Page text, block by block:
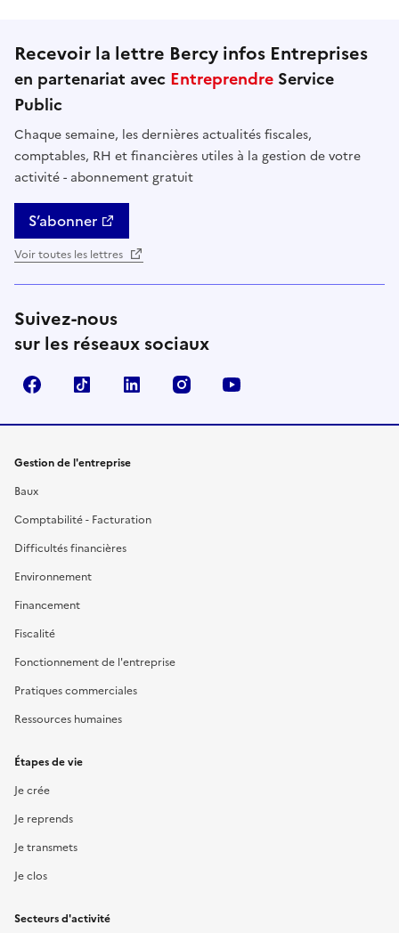
Recevoir la lettre Bercy infos Entreprises
en partenariat avec Entreprendre Service
Public
Chaque semaine, les dernières actualités fiscales,
comptables, RH et financières utiles à la gestion de votre
activité - abonnement gratuit
S’abonner
Voir toutes les lettres
Suivez-nous
sur les réseaux sociaux
FacebookTikTok Linkedin Instagram
Gestion de l'entreprise
Baux
Comptabilité - Facturation
Difficultés financières
Environnement
Financement
Fiscalité
Fonctionnement de l'entreprise
Pratiques commerciales
Ressources humaines
Étapes de vie
Je crée
Je reprends
Je transmets
Je clos
Secteurs d'activité